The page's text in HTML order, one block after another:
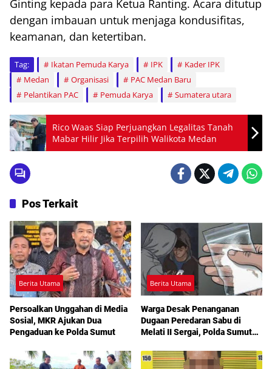
Ginting kepada para Ketua Ranting. Acara ditutup
dengan imbauan untuk menjaga kondusifitas,
keamanan, dan ketertiban.
Tag: Ikatan Pemuda Karya IPK
Kader IPK
Medan
Organisasi
PAC Medan Baru
Pelantikan PAC
Pemuda Karya Sumatera utara
Rico Waas Siap Perjuangkan Legalitas Tanah
Mabar Hilir Jika Terpilih Walikota Medan
Pos Terkait
Berita Utama
Persoalkan Unggahan di Media
Sosial, MKR Ajukan Dua
Pengaduan ke Polda Sumut
Berita Utama
Warga Desak Penanganan
Dugaan Peredaran Sabu di
Melati II Sergai, Polda Sumut